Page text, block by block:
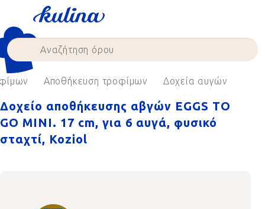
content
Αποθήκευση τροφίμων Δοχεία αυγών
Δοχείο αποθήκευσης αβγών EGGS TO
GO MINI. 17 cm, για 6 αυγά, φυσικό
σταχτί, Koziol